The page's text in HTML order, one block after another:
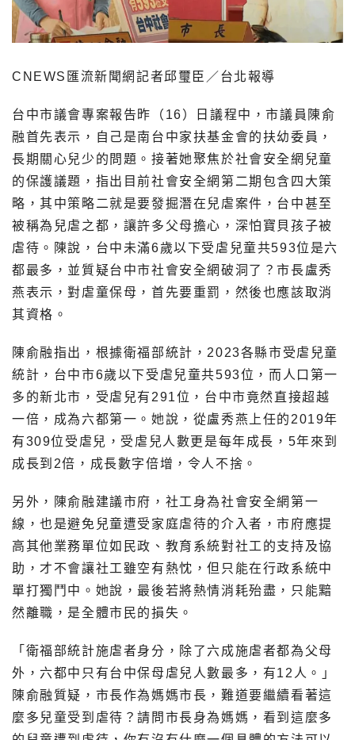
CNEWS匯流新聞網記者邱璽臣／台北報導
台中市議會專案報告昨（16）日議程中，市議員陳俞
融首先表示，自己是南台中家扶基金會的扶幼委員，
長期關心兒少的問題。接著她聚焦於社會安全網兒童
的保護議題，指出目前社會安全網第二期包含四大策
略，其中策略二就是要發掘潛在兒虐案件，台中甚至
被稱為兒虐之都，讓許多父母擔心，深怕寶貝孩子被
虐待。陳說，台中未滿6歲以下受虐兒童共593位是六
都最多，並質疑台中市社會安全網破洞了？市長盧秀
燕表示，對虐童保母，首先要重罰，然後也應該取消
其資格。
陳俞融指出，根據衛福部統計，2023各縣市受虐兒童
統計，台中市6歲以下受虐兒童共593位，而人口第一
多的新北市，受虐兒有291位，台中市竟然直接超越
一倍，成為六都第一。她說，從盧秀燕上任的2019年
有309位受虐兒，受虐兒人數更是每年成長，5年來到
成長到2倍，成長數字倍增，令人不捨。
另外，陳俞融建議市府，社工身為社會安全網第一
線，也是避免兒童遭受家庭虐待的介入者，市府應提
高其他業務單位如民政、教育系統對社工的支持及協
助，才不會讓社工雖空有熱忱，但只能在行政系統中
單打獨鬥中。她說，最後若將熱情消耗殆盡，只能黯
然離職，是全體市民的損失。
「衛福部統計施虐者身分，除了六成施虐者都為父母
外，六都中只有台中保母虐兒人數最多，有12人。」
陳俞融質疑，市長作為媽媽市長，難道要繼續看著這
麼多兒童受到虐待？請問市長身為媽媽，看到這麼多